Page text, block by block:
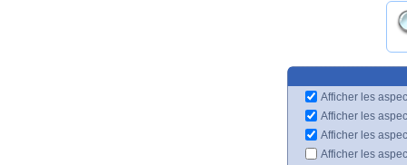
Afficher les
Afficher les
Afficher les
Afficher les